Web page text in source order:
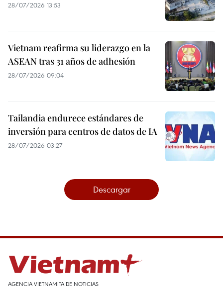
28/07/2026 13:53
Vietnam reafirma su liderazgo en la
ASEAN tras 31 años de adhesión
28/07/2026 09:04
Tailandia endurece estándares de
inversión para centros de datos de IA
28/07/2026 03:27
Descargar
AGENCIA VIETNAMITA DE NOTICIAS